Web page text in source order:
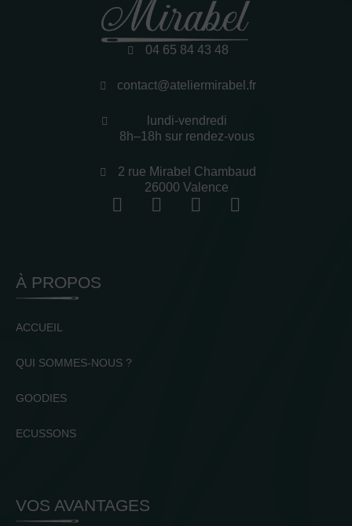
04 65 84 43 48
contact@ateliermirabel.fr
lundi-vendredi
8h–18h sur rendez-vous
2 rue Mirabel Chambaud
26000 Valence
À PROPOS
ACCUEIL
QUI SOMMES-NOUS ?
GOODIES
ECUSSONS
VOS AVANTAGES